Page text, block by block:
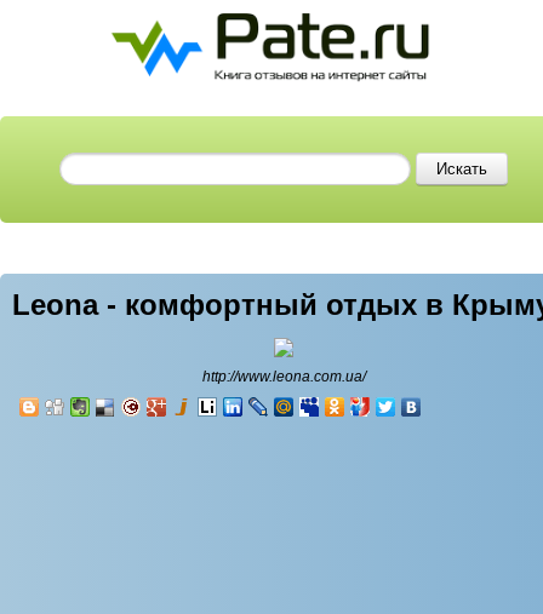
Leona - комфортный отдых в
http://www.leona.com.ua/